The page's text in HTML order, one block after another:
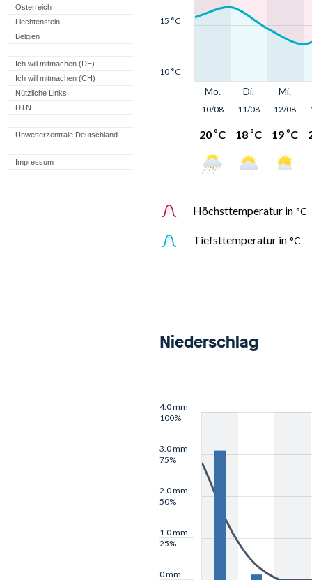
Österreich
Liechtenstein
Belgien
Ich will mitmachen (DE)
Ich will mitmachen (CH)
Nützliche Links
DTN
Unwetterzentrale Deutschland
Impressum